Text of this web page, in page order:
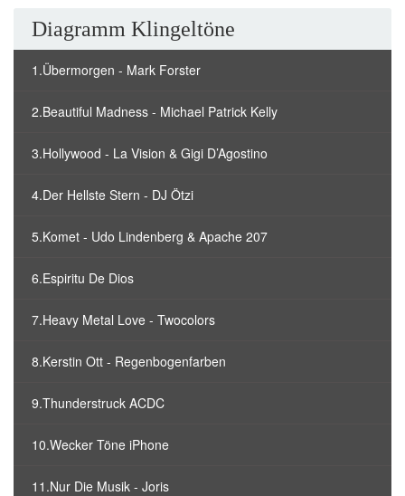
Diagramm Klingeltöne
1.Übermorgen - Mark Forster
2.Beautiful Madness - Michael Patrick Kelly
3.Hollywood - La Vision & Gigi D’Agostino
4.Der Hellste Stern - DJ Ötzi
5.Komet - Udo Lindenberg & Apache 207
6.Espiritu De Dios
7.Heavy Metal Love - Twocolors
8.Kerstin Ott - Regenbogenfarben
9.Thunderstruck ACDC
10.Wecker Töne iPhone
11.Nur Die Musik - Joris